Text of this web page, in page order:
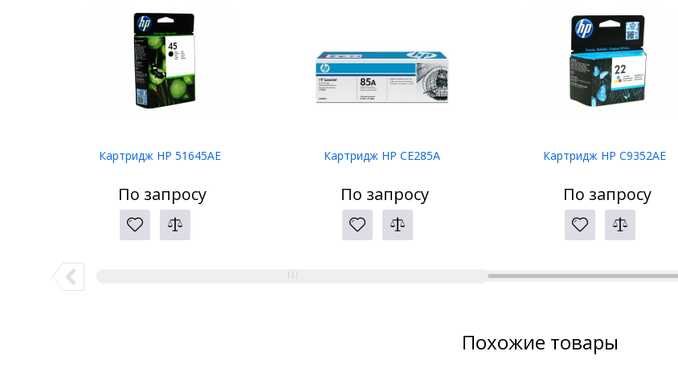
Картридж HP 51645AE
По запросу
Картридж HP CE285A
По запросу
Картридж HP C9352AE
По запросу
Похожие товары